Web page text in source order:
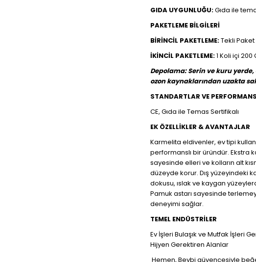
GIDA UYGUNLUĞU:Gıda ile
PAKETLEME BİLGİLERİ
BİRİNCİL PAKETLEME:Tekli Paket
İKİNCİL PAKETLEME:1 Koli içi 200
Depolama: Serin ve kuru yerde,
ozon kaynaklarından uzakta
STANDARTLAR VE PERFORMANS
CE, Gıda ile Temas Sertifikalı
EK ÖZELLİKLER & AVANTAJLAR
Karmelita eldivenler, ev tipi
performanslı bir üründür. Ekstra
sayesinde elleri ve kolların alt
düzeyde korur. Dış yüzeyindeki
dokusu, ıslak ve kaygan
Pamuk astarı sayesinde
deneyimi sağlar.
TEMEL ENDÜSTRİLER
Ev İşleri Bulaşık ve Mutfak İşleri
Hijyen Gerektiren Alanlar
Hemen, Beybi güvencesiyle